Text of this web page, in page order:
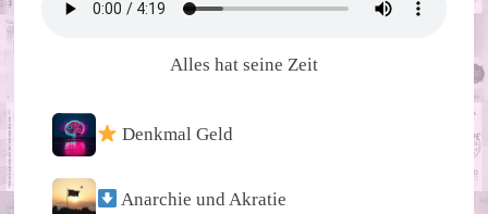
Alles hat seine Zeit
Denkmal Geld
Anarchie und Akratie